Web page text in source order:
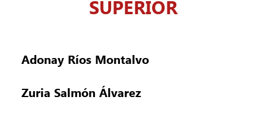
SUPERIOR
Adonay Ríos Montalvo
Zuria Salmón Álvarez